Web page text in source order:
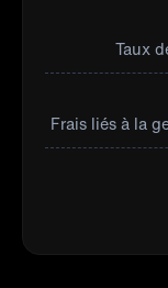
Taux
Frais liés à la